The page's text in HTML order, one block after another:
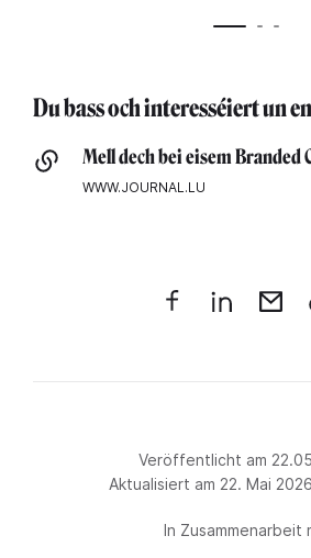
Du bass och interesséiert un
Mell dech bei eisem Branded
WWW.JOURNAL.LU
Veröffentlicht am
Aktualisiert am 22. Mai
In Zusammenarbeit